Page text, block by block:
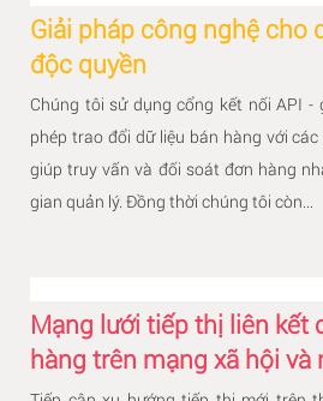
Giải pháp công nghệ cho
độc quyền
Chúng tôi sử dụng cổng kết nối API -
phép trao đổi dữ liệu bán hàng với
giúp truy vấn và đối soát đơn hàng
gian quản lý. Đồng thời chúng tôi còn...
Mạng lưới tiếp thị liên kết
hàng trên mạng xã hội và